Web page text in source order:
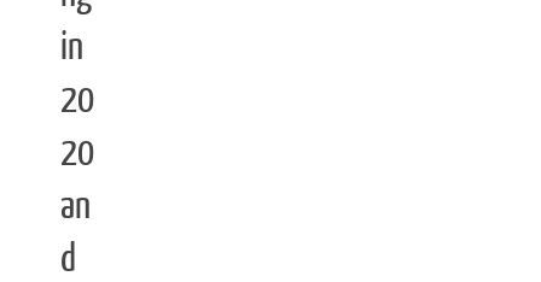
in
20
20
an
d